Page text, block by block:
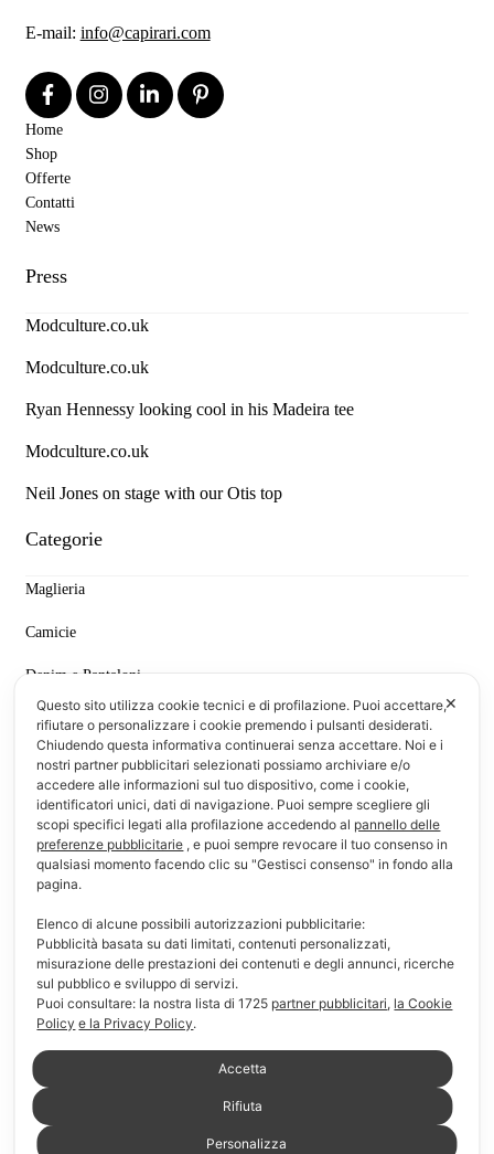
E-mail: info@capirari.com
Home
Shop
Offerte
Contatti
News
Press
Modculture.co.uk
Modculture.co.uk
Ryan Hennessy looking cool in his Madeira tee
Modculture.co.uk
Neil Jones on stage with our Otis top
Categorie
Maglieria
Camicie
Denim e Pantaloni
T-shirt & Polo
Informazioni
F.A.Q.
Modalità di pagamento
Chi siamo
Link Utili
Il mio account
Carrello
Lista dei desideri
✕
Questo sito utilizza cookie tecnici e di profilazione. Puoi accettare,
rifiutare o personalizzare i cookie premendo i pulsanti desiderati.
Chiudendo questa informativa continuerai senza accettare. Noi e i
nostri partner pubblicitari selezionati possiamo archiviare e/o
accedere alle informazioni sul tuo dispositivo, come i cookie,
identificatori unici, dati di navigazione. Puoi sempre scegliere gli
scopi specifici legati alla profilazione accedendo al pannello delle
preferenze pubblicitarie , e puoi sempre revocare il tuo consenso in
qualsiasi momento facendo clic su "Gestisci consenso" in fondo alla
pagina.
Elenco di alcune possibili autorizzazioni pubblicitarie:
Pubblicità basata su dati limitati, contenuti personalizzati,
misurazione delle prestazioni dei contenuti e degli annunci, ricerche
sul pubblico e sviluppo di servizi.
Puoi consultare: la nostra lista di1725 partner pubblicitari, la Cookie
Policy e la Privacy Policy.
Accetta
Rifiuta
Personalizza